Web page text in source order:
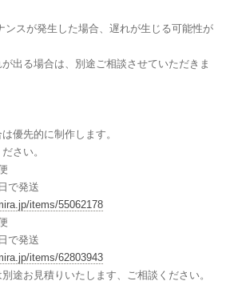
ンスが発生した場合、遅れが生じる可能性が
出る場合は、別途ご相談させていただきま
優先的に制作します。
さい。
便
で発送
items/55062178
便
で発送
items/62803943
途お見積りいたします、ご相談ください。